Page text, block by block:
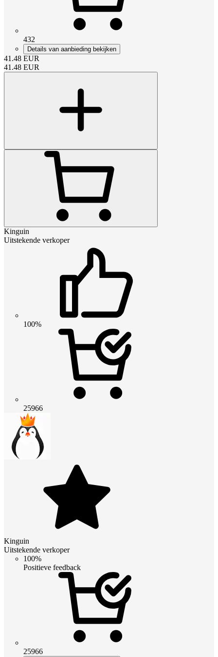
432
Details van aanbieding bekijken
41.48 EUR
41.48 EUR
Kinguin
Uitstekende verkoper
100%
25966
Kinguin
Uitstekende verkoper
100%
Positieve feedback
25966